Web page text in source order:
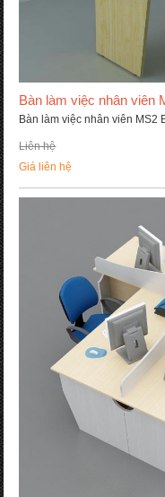
Bàn làm việc nhân viên
Bàn làm việc nhân viên MS2
Liên hệ
Giá liên hệ